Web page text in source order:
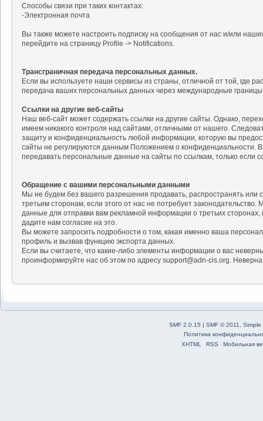
Способы связи при таких контактах:
-Электронная почта
Вы также можете настроить подписку на сообщения от нас и/или
перейдите на страницу Profile -> Notifications.
Трансграничная передача персональных данных.
Если вы используете наши сервисы из страны, отличной от той, где
передача ваших персональных данных через международные
Ссылки на другие веб-сайты
Наш веб-сайт может содержать ссылки на другие сайты. Однако,
имеем никакого контроля над сайтами, отличными от нашего.
защиту и конфиденциальность любой информации, которую вы
сайты не регулируются данным Положением о конфиденциальности.
передавать персональные данные на сайты по ссылкам, только если
Обращение с вашими персональными данными
Мы не будем без вашего разрешения продавать, распространять
третьим сторонам, если этого от нас не потребует
данные для отправки вам рекламной информации о третьих сторонах,
дадите нам согласие на это.
Вы можете запросить подробности о том, какая именно ваша
профиль и вызвав функцию экспорта данных.
Если вы считаете, что какие-либо элементы информации о вас
проинформируйте нас об этом по адресу support@adn-cis.org.
SMF 2.0.15 | SMF © 2011
Simple
Политика
XHTML
RSS Мобильная